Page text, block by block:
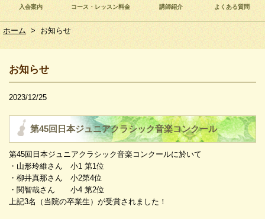
入会案内 コース・レッスン料金 講師紹介 よくある質問
ホーム > お知らせ
お知らせ
2023/12/25
第45回日本ジュニアクラシック音楽コンクール
第45回日本ジュニアクラシック音楽コンクールに於いて
・山形玲維さん 小1 第1位
・柳井真那さん 小2第4位
・関智哉さん 小4 第2位
上記3名（当院の卒業生）が受賞されました！